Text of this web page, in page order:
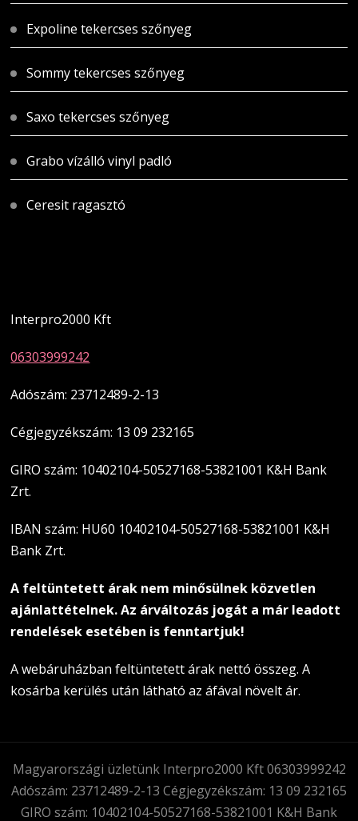
Expoline tekercses szőnyeg
Sommy tekercses szőnyeg
Saxo tekercses szőnyeg
Grabo vízálló vinyl padló
Ceresit ragasztó
Interpro2000 Kft
06303999242
Adószám: 23712489-2-13
Cégjegyzékszám: 13 09 232165
GIRO szám: 10402104-50527168-53821001 K&H Bank
Zrt.
IBAN szám: HU60 10402104-50527168-53821001 K&H
Bank Zrt.
A feltüntetett árak nem minősülnek közvetlen
ajánlattételnek. Az árváltozás jogát a már leadott
rendelések esetében is fenntartjuk!
A webáruházban feltüntetett árak nettó összeg. A
kosárba kerülés után látható az áfával növelt ár.
Magyarországi üzletünk Interpro2000 Kft 06303999242
Adószám: 23712489-2-13 Cégjegyzékszám: 13 09 232165
GIRO szám: 10402104-50527168-53821001 K&H Bank